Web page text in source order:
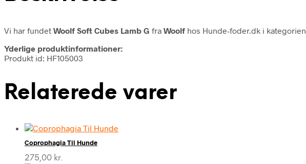
Vi har fundet Woolf Soft Cubes Lamb G fra Woolf hos Hunde-foder.dk i kategorien
Yderlige produktinformationer:
Produkt id: HF105003
Relaterede varer
Coprophagia Til Hunde
275,00 kr.